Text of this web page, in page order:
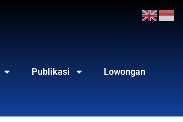
Publikasi Lowongan